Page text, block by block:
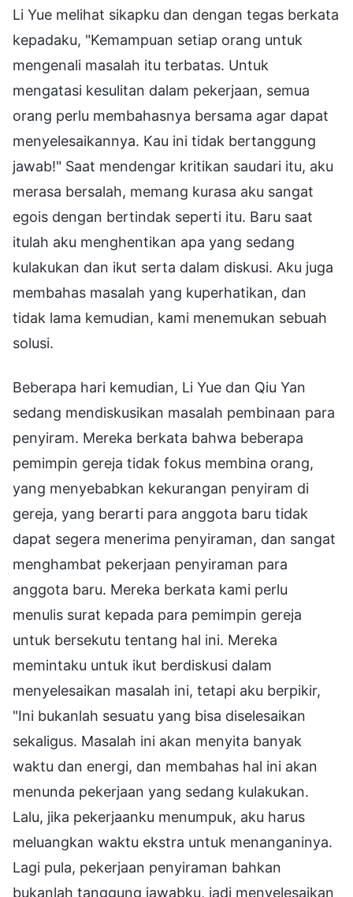
Li Yue melihat sikapku dan dengan tegas berkata
kepadaku, "Kemampuan setiap orang untuk
mengenali masalah itu terbatas. Untuk
mengatasi kesulitan dalam pekerjaan, semua
orang perlu membahasnya bersama agar dapat
menyelesaikannya. Kau ini tidak bertanggung
jawab!" Saat mendengar kritikan saudari itu, aku
merasa bersalah, memang kurasa aku sangat
egois dengan bertindak seperti itu. Baru saat
itulah aku menghentikan apa yang sedang
kulakukan dan ikut serta dalam diskusi. Aku juga
membahas masalah yang kuperhatikan, dan
tidak lama kemudian, kami menemukan sebuah
solusi.
Beberapa hari kemudian, Li Yue dan Qiu Yan
sedang mendiskusikan masalah pembinaan para
penyiram. Mereka berkata bahwa beberapa
pemimpin gereja tidak fokus membina orang,
yang menyebabkan kekurangan penyiram di
gereja, yang berarti para anggota baru tidak
dapat segera menerima penyiraman, dan sangat
menghambat pekerjaan penyiraman para
anggota baru. Mereka berkata kami perlu
menulis surat kepada para pemimpin gereja
untuk bersekutu tentang hal ini. Mereka
memintaku untuk ikut berdiskusi dalam
menyelesaikan masalah ini, tetapi aku berpikir,
"Ini bukanlah sesuatu yang bisa diselesaikan
sekaligus. Masalah ini akan menyita banyak
waktu dan energi, dan membahas hal ini akan
menunda pekerjaan yang sedang kulakukan.
Lalu, jika pekerjaanku menumpuk, aku harus
meluangkan waktu ekstra untuk menanganinya.
Lagi pula, pekerjaan penyiraman bahkan
bukanlah tanggung jawabku, jadi menyelesaikan